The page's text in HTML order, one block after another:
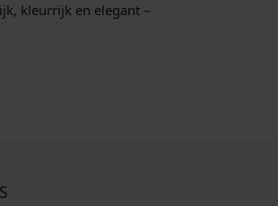
kleurrijk en elegant –